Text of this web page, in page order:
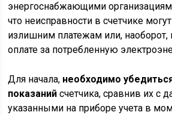
энергоснабжающими
что неисправности в счетчике
излишним платежам или, наоборот,
оплате за потребленную
Для начала, необходимо
показаний счетчика, сравнив их с
указанными на приборе учета в